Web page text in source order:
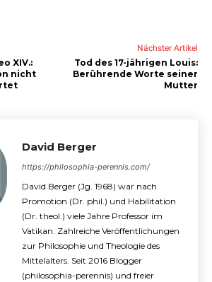
XIV.:
nicht
Nächster Artikel
Tod des 17-jährigen Louis:
Berührende Worte seiner
Mutter
David Berger
https://philosophia-perennis.com/
David Berger (Jg. 1968) war nach
Promotion (Dr. phil.) und Habilitation
(Dr. theol.) viele Jahre Professor im
Vatikan. Zahlreiche Veröffentlichungen
zur Philosophie und Theologie des
Mittelalters. Seit 2016 Blogger
(philosophia-perennis) und freier